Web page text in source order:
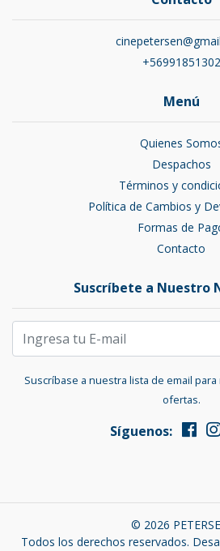
+56991851302
Menú
Quienes
Despachos
Términos y
Política de Cambios y
Formas de
Contacto
Suscríbete a Nuestro
Suscríbase a nuestra lista de email
ofertas.
Síguenos:
© 2026
Todos los derechos reservados.